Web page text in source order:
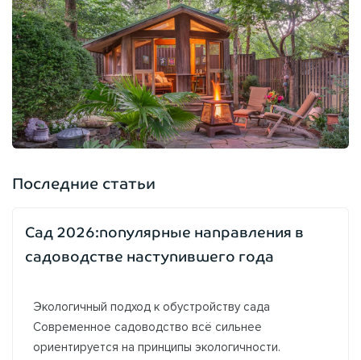
Последние статьи
Сад 2026:популярные направления в
садоводстве наступившего года
Экологичный подход к обустройству сада
Современное садоводство всё сильнее
ориентируется на принципы экологичности.